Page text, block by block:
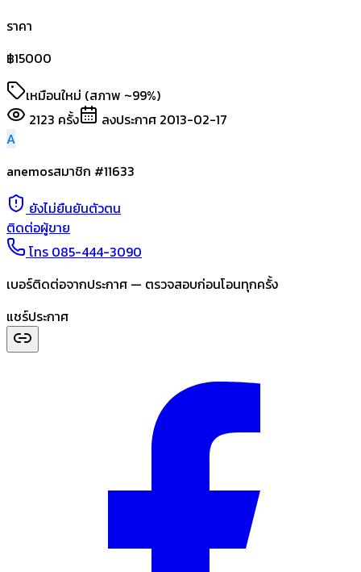
ราคา
฿15000
เหมือนใหม่ (สภาพ ~99%)
2123 ครั้ง ลงประกาศ 2013-02-17
A
anemosสมาชิก #11633
ยังไม่ยืนยันตัวตน
ติดต่อผู้ขาย
โทร 085-444-3090
เบอร์ติดต่อจากประกาศ — ตรวจสอบก่อนโอนทุกครั้ง
แชร์ประกาศ